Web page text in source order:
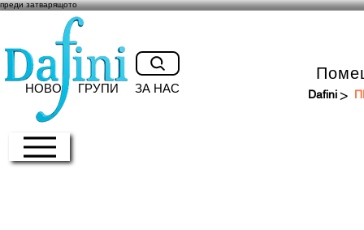
преди затварящото
НОВО ГРУПИ ЗА НАС Dafini>